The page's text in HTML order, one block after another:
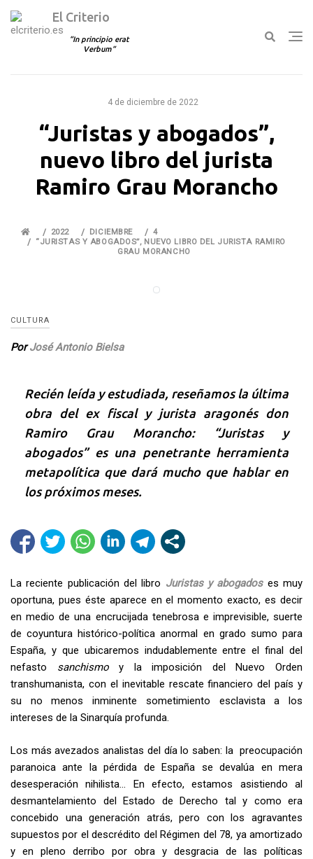
El Criterio
In principio erat
Verbum
4 de diciembre de 2022
“Juristas y abogados”,
nuevo libro del jurista
Ramiro Grau Morancho
2022 DICIEMBRE
4
“JURISTAS Y ABOGADOS”, NUEVO LIBRO DEL JURISTA RAMIRO
GRAU MORANCHO
CULTURA
PorJosé Antonio Bielsa
Recién leída y estudiada, reseñamos la última
obra del ex fiscal y jurista aragonés don
Ramiro Grau Morancho: “Juristas y
abogados” es una penetrante herramienta
metapolítica que dará mucho que hablar en
los próximos meses.
La reciente publicación del libro Juristas y abogadoses muy
oportuna, pues éste aparece en el momento exacto, es decir
en medio de una encrucijada tenebrosa e imprevisible, suerte
de coyuntura histórico-política anormal en grado sumo para
España, y que ubicaremos indudablemente entre el final del
nefasto sanchismoy la imposición del Nuevo Orden
transhumanista, con el inevitable rescate financiero del país y
su no menos inminente sometimiento esclavista a los
intereses de la Sinarquía profunda.
Los más avezados analistas del día lo saben: la preocupación
paranoica ante la pérdida de España se devalúa en mera
desesperación nihilista… En efecto, estamos asistiendo al
desmantelamiento del Estado de Derecho tal y como era
concebido una generación atrás, pero con los agravantes
supuestos por el descrédito del Régimen del 78, ya amortizado
y en pleno derribo por obra y desgracia de las políticas